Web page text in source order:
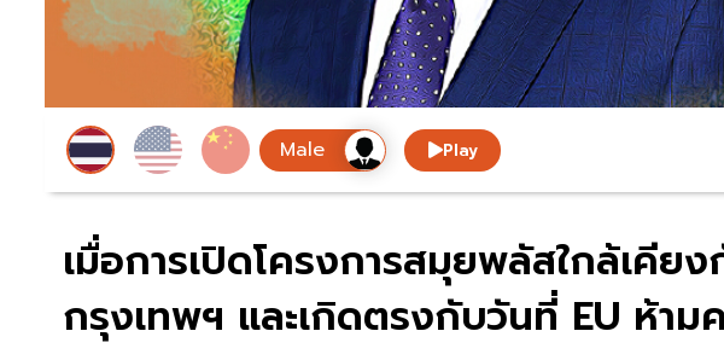
Play
เมื่อการเปิดโครงการสมุยพลัสใกล้เคีย
กรุงเทพฯ และเกิดตรงกับวันที่ EU ห้าม